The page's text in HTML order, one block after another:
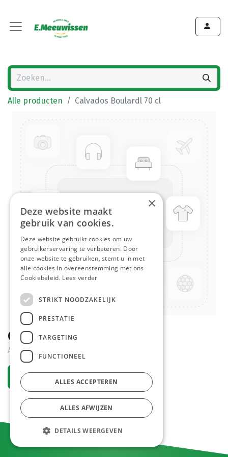
Alle producten Calvados Boulardl 70 cl
Calvados Boulardl 70 cl
Actief
Vraag een account aan
×
Deze website maakt
gebruik van cookies.
Deze website gebruikt cookies om uw
gebruikerservaring te verbeteren. Door
onze website te gebruiken, stemt u in met
alle cookies in overeenstemming met ons
Cookiebeleid. Lees verder
STRIKT NOODZAKELIJK
PRESTATIE
TARGETING
FUNCTIONEEL
ALLES ACCEPTEREN
ALLES AFWIJZEN
DETAILS WEERGEVEN